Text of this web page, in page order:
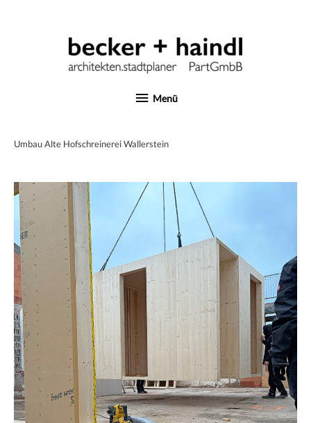
Menü
Menü
Umbau Alte Hofschreinerei Wallerstein